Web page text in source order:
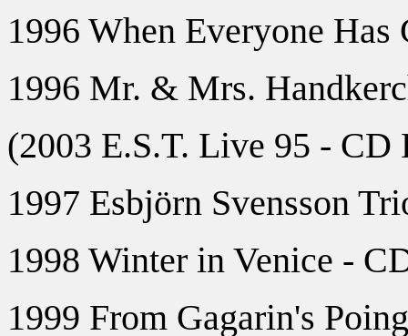
1996 When Everyone
1996 Mr. & Mrs.
(2003 E.S.T. Live 95 - CD
1997 Esbjörn Svensson
1998 Winter in Venice -
1999 From Gagarin's